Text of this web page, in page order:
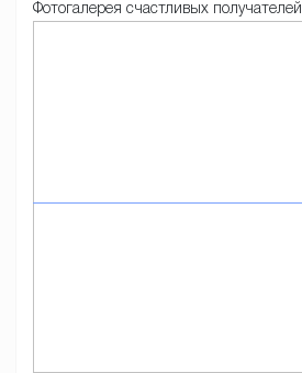
Фотогалерея счастливых получателей